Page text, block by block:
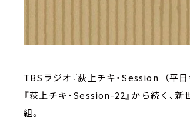
TBSラジオ『荻上チキ・Session』（平
『荻上チキ・Session-22』から続く、
組。